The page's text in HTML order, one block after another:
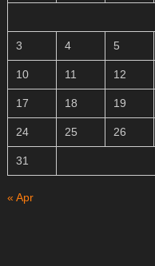
3 4 5
10 11 12
17 18 19
24 25 26
31
« Apr